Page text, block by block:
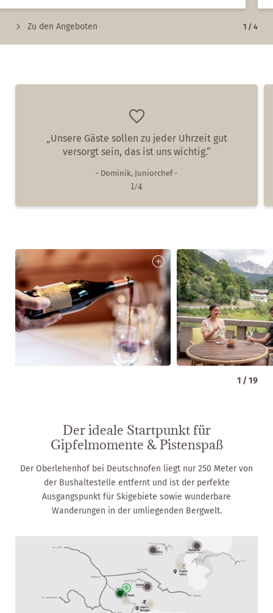
1 / 4
Zu den Angeboten
„Unsere Gäste sollen zu jeder Uhrzeit gut
versorgt sein, das ist uns wichtig.“
- Dominik, Juniorchef -
1/4
1 /19
Der ideale Startpunkt für
Gipfelmomente & Pistenspaß
Der Oberlehenhof bei Deutschnofen liegt nur 250 Meter von
der Bushaltestelle entfernt und ist der perfekte
Ausgangspunkt für Skigebiete sowie wunderbare
Wanderungen in der umliegenden Bergwelt.